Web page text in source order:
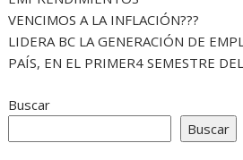
VENCIMOS A LA INFLACIÓN???
LIDERA BC LA GENERACIÓN DE
PAÍS, EN EL PRIMER4 SEMESTRE
Buscar
Buscar